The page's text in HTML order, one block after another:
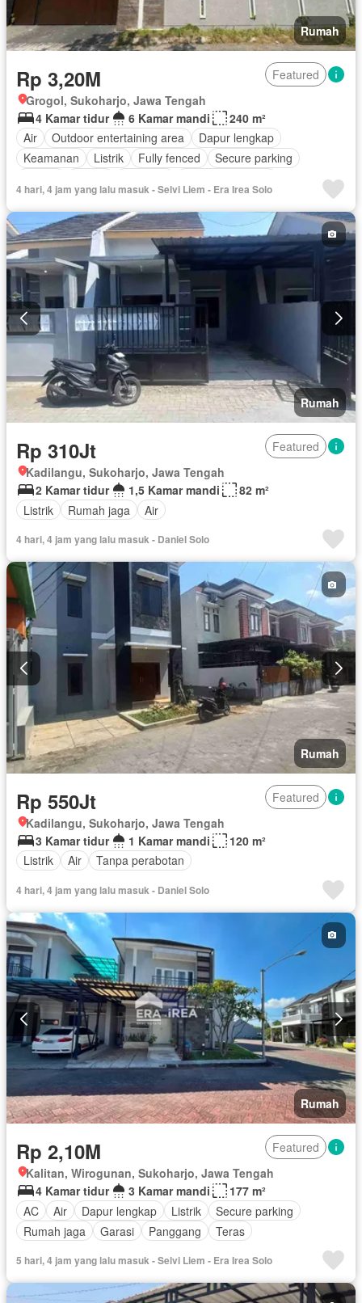
Rumah
Rp 3,20M
Featured
Grogol, Sukoharjo, Jawa Tengah
4 Kamar tidur
6 Kamar mandi
240 m²
Air
Outdoor entertaining area
Dapur lengkap
Keamanan
Listrik Fully fenced
Secure parking
4 hari, 4 jam yang lalu masuk - Selvi Liem - Era Irea Solo
Rumah
Rp 310Jt
Featured
Kadilangu, Sukoharjo, Jawa Tengah
2 Kamar tidur
1,5 Kamar mandi
82 m²
Listrik
Rumah jaga Air
4 hari, 4 jam yang lalu masuk - Daniel Solo
Rumah
Rp 550Jt
Featured
Kadilangu, Sukoharjo, Jawa Tengah
3 Kamar tidur
1 Kamar mandi
120 m²
Listrik
Air Tanpa perabotan
4 hari, 4 jam yang lalu masuk - Daniel Solo
Rumah
Rp 2,10M
Featured
Kalitan, Wirogunan, Sukoharjo, Jawa Tengah
4 Kamar tidur
3 Kamar mandi
177 m²
AC
Air Dapur lengkap Listrik
Secure parking
Rumah jaga
Garasi Panggang Teras
5 hari, 4 jam yang lalu masuk - Selvi Liem - Era Irea Solo